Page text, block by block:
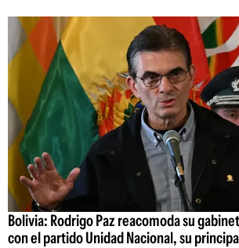
Bolivia: Rodrigo Paz reacomoda su
con el partido Unidad Nacional, su